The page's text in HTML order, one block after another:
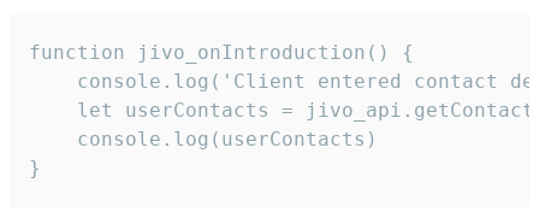
function jivo_onIntroduction() {
console.log('Client entered contact
let userContacts =
    console.log(userContacts)
}